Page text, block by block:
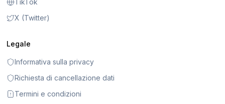
TikTok
X (Twitter)
Legale
Informativa sulla privacy
Richiesta di cancellazione dati
Termini e condizioni